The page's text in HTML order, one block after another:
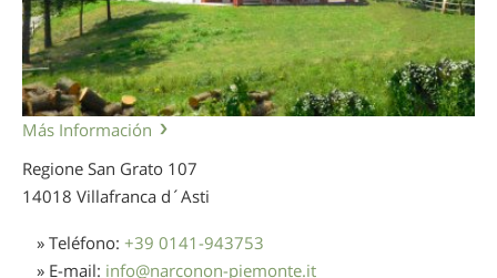
Más Información
Regione San Grato 107
14018 Villafranca d´Asti
» Teléfono: +39 0141-943753
» E-mail: info@narconon-piemonte.it